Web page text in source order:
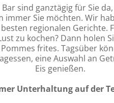
sind ganztägig für Sie
immer Sie möchten. Wir
regionalen Gerichte.
zu kochen? Dann holen
frites. Tagsüber
eine Auswahl an
Eis genießen.
Unterhaltung auf der